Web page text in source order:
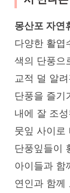
몽산포 자연
다양한 활엽
색의 단풍으
교적 덜 알
단풍을 즐기
내에 잘 조
뭇잎 사이로
단풍잎들이
아이들과 함
연인과 함께